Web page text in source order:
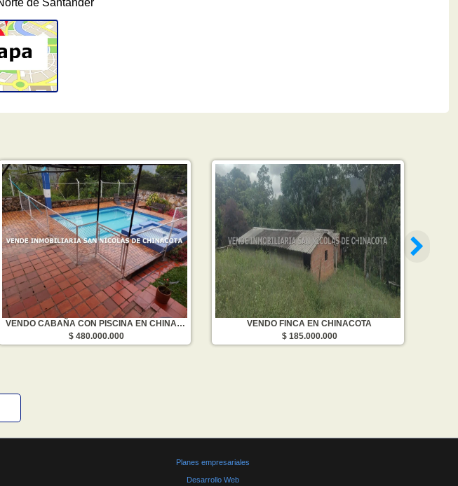
de Santander
VENDO CABAÑA CON PISCINA EN CHINACOTA
$ 480.000.000
VENDO FINCA EN CHINACOTA
$ 185.000.000
Planes empresariales
Desarrollo Web